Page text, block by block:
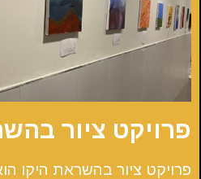
פרויקט ציור
פרויקט ציור בהשראת היקו